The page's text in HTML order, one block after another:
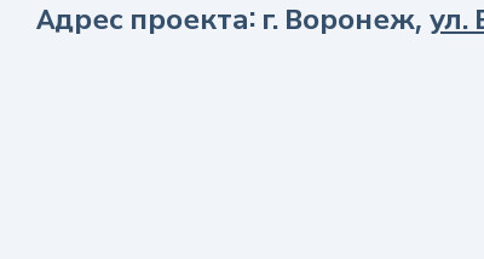
Адрес проекта: г. Воронеж, ул.